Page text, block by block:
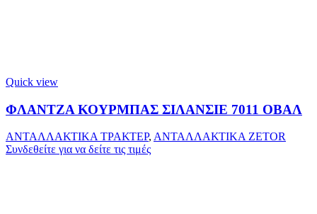
Quick view
ΦΛΑΝΤΖΑ ΚΟΥΡΜΠΑΣ ΣΙΛΑΝΣΙΕ 7011 ΟΒΑΛ
ΑΝΤΑΛΛΑΚΤΙΚΑ ΤΡΑΚΤΕΡ, ΑΝΤΑΛΛΑΚΤΙΚΑ ZETOR
Συνδεθείτε για να δείτε τις τιμές